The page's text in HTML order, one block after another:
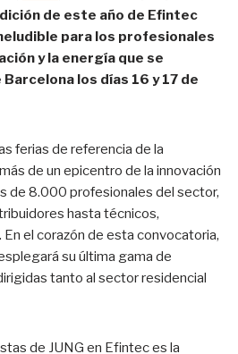
de este año de Efintec
para los profesionales
y la energía que se
los días 16 y 17 de
ferias de referencia de la
de un epicentro de la innovación
de 8.000 profesionales del sector,
hasta técnicos,
el corazón de esta convocatoria,
su última gama de
tanto al sector residencial
de JUNG en Efintec es la